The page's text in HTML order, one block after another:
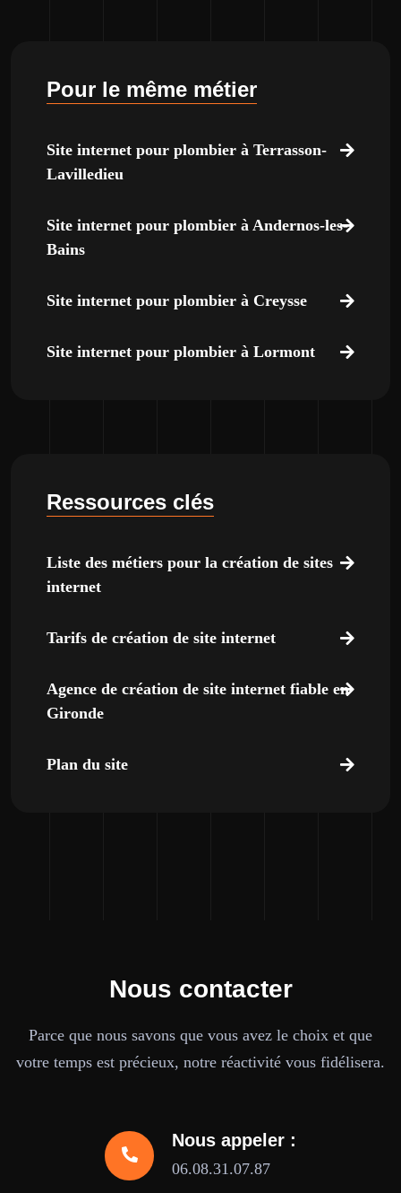
Pour le même métier
Site internet pour plombier à Terrasson-
Lavilledieu
Site internet pour plombier à Andernos-les-
Bains
Site internet pour plombier à Creysse
Site internet pour plombier à Lormont
Ressources clés
Liste des métiers pour la création de sites
internet
Tarifs de création de site internet
Agence de création de site internet fiable en
Gironde
Plan du site
Nous contacter
Parce que nous savons que vous avez le choix et que
votre temps est précieux, notre réactivité vous fidélisera.
Nous appeler :
06.08.31.07.87